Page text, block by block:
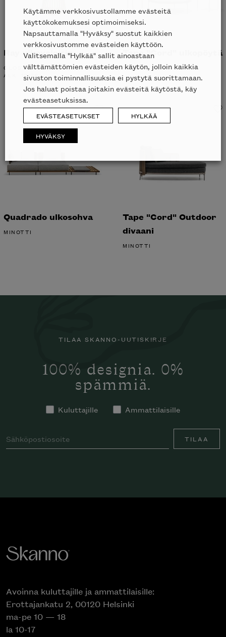
Ray ulkovalaisin
GLOSTER
ALK. 1915
Tape "Cord" ulkopöytä
MINOTTI
Quadrado ulkosohva
MINOTTI
Tape "Cord" Outdoor
divaani
MINOTTI
TILAA SKANNO-UUTISKIRJE
100% designia. 0%
spämmiä.
Kuluttajille Ammattilaisille
TILAA
Avoinna kuluttajille ja ammattilaisille:
Erottajankatu 2, 00120 Helsinki
ma-pe 10 — 18
la 10-17
Käytämme verkkosivustollamme evästeitä
käyttökokemuksesi optimoimiseksi.
Napsauttamalla "Hyväksy" suostut kaikkien
verkkosivustomme evästeiden käyttöön.
Valitsemalla "Hylkää" sallit ainoastaan
välttämättömien evästeiden käytön, jolloin kaikkia
sivuston toiminnallisuuksia ei pystytä suorittamaan.
Jos haluat poistaa joitakin evästeitä käytöstä, käy
evästeasetuksissa.
EVÄSTEASETUKSET HYLKÄÄ
HYVÄKSY